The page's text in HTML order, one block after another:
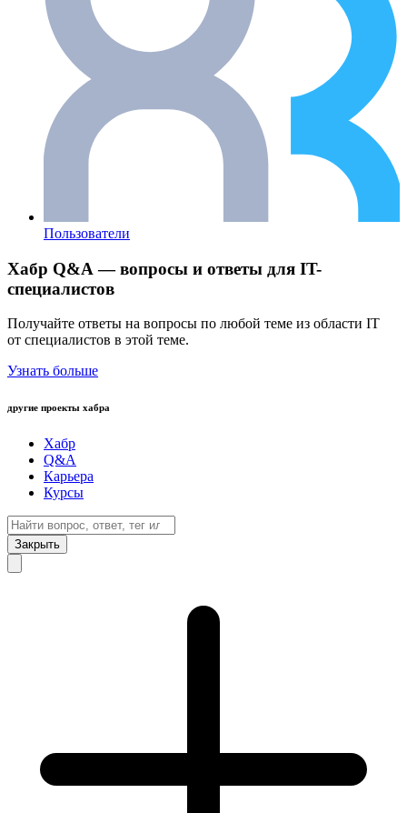
Пользователи
Хабр Q&A — вопросы и ответы для IT-
специалистов
Получайте ответы на вопросы по любой теме из области IT
от специалистов в этой теме.
Узнать больше
другие проекты хабра
Хабр
Q&A
Карьера
Курсы
Закрыть